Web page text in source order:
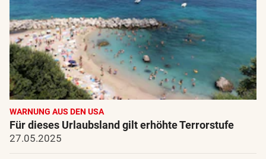
WARNUNG AUS DEN USA
Für dieses Urlaubsland gilt erhöhte Terrorstufe
27.05.2025